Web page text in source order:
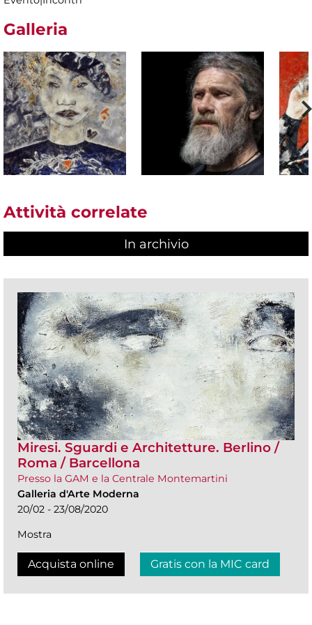
Galleria
Attività correlate
In archivio
Miresi. Sguardi e Architetture. Berlino /
Roma / Barcellona
Presso la GAM e la Centrale Montemartini
Galleria d'Arte Moderna
20/02 - 23/08/2020
Mostra
Acquista online Gratis con la MIC card